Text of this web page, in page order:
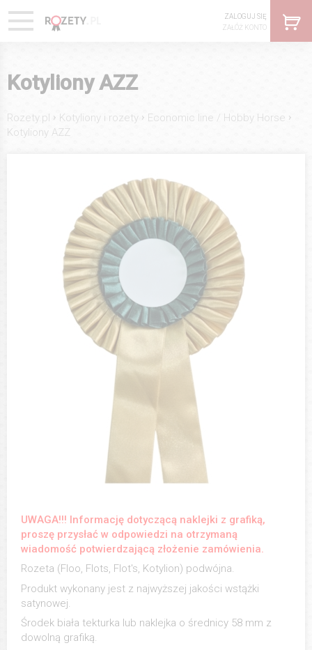
ZALOGUJ SIĘ
ZAŁÓŻ KONTO
Kotyliony AZZ
Rozety.pl › Kotyliony i rozety › Economic line / Hobby Horse ›
Kotyliony AZZ
UWAGA!!! Informację dotyczącą naklejki z grafiką,
proszę przysłać w odpowiedzi na otrzymaną
wiadomość potwierdzającą złożenie zamówienia.
Rozeta (Floo, Flots, Flot's, Kotylion) podwójna.
Produkt wykonany jest z najwyższej jakości wstążki
satynowej.
Środek biała tekturka lub naklejka o średnicy 58 mm z
dowolną grafiką.